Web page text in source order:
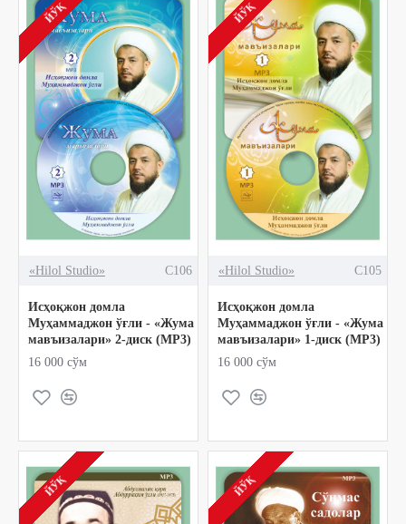
ЙЎҚ
«Hilol Studio» C106
Исҳоқжон домла
Муҳаммаджон ўғли - «Жума
мавъизалари» 2-диск (МР3)
16 000 сўм
ЙЎҚ
«Hilol Studio» C105
Исҳоқжон домла
Муҳаммаджон ўғли - «Жума
мавъизалари» 1-диск (МР3)
16 000 сўм
ЙЎҚ ЙЎҚ